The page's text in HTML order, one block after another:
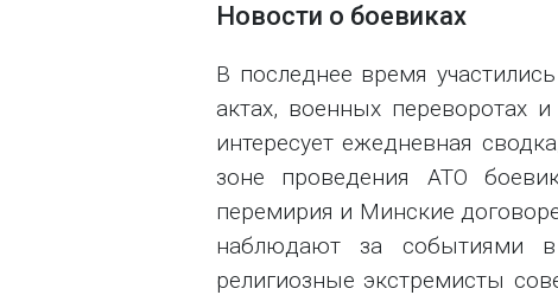
Новости о боевиках
В последнее время
актах, военных переворотах
интересует ежедневная
зоне проведения АТО
перемирия и Минские
наблюдают за событиями
религиозные экстремисты